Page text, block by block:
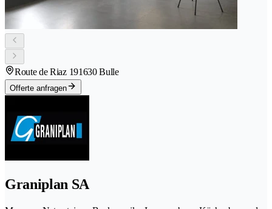
Route de Riaz 191630 Bulle
Offerte anfragen
Graniplan SA